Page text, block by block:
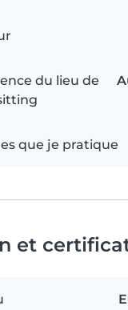
du lieu de
que je pratique
et